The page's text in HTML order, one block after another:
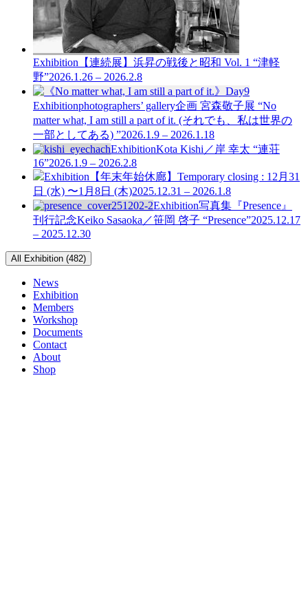
Exhibition 【連続展】浜昇の戦後と昭和 Vol. 1 “津軽
野”2026.1.26 – 2026.2.8
Exhibitionphotographers’ gallery企画 宮森敬子展 “No
matter what, I am still a part of it. (それでも、私は世界の
一部としてある) ”2026.1.9 – 2026.1.18
ExhibitionKota Kishi／岸 幸太 “連荘
16”2026.1.9 – 2026.2.8
Exhibition 【年末年始休廊】Temporary closing : 12月31
日 (水) 〜1月8日 (木)2025.12.31 – 2026.1.8
Exhibition写真集『Presence』
刊行記念Keiko Sasaoka／笹岡 啓子 “Presence”2025.12.17
– 2025.12.30
All Exhibition (482)
News
Exhibition
Members
Workshop
Documents
Contact
About
Shop